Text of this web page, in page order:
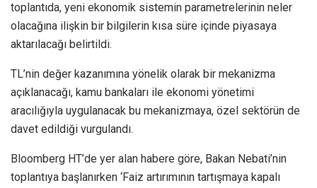
toplantıda, yeni ekonomik sistemin parametrelerinin neler
olacağına ilişkin bir bilgilerin kısa süre içinde piyasaya
aktarılacağı belirtildi.
TL’nin değer kazanımına yönelik olarak bir mekanizma
açıklanacağı, kamu bankaları ile ekonomi yönetimi
aracılığıyla uygulanacak bu mekanizmaya, özel sektörün de
davet edildiği vurgulandı.
Bloomberg HT’de yer alan habere göre, Bakan Nebati’nin
toplantıya başlanırken ‘Faiz artırımının tartışmaya kapalı